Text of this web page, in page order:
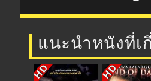
แนะนำหนังที่เ
HD HD